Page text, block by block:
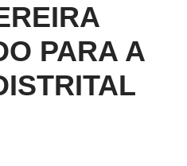
PARA A